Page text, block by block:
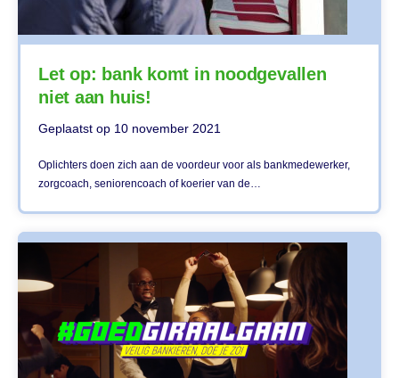
Let op: bank komt in noodgevallen
niet aan huis!
Geplaatst op 10 november 2021
Oplichters doen zich aan de voordeur voor als bankmedewerker,
zorgcoach, seniorencoach of koerier van de…